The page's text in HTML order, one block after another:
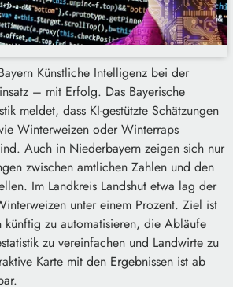
Künstliche Intelligenz bei der
– mit Erfolg. Das Bayerische
meldet, dass KI-gestützte Schätzungen
Winterweizen oder Winterraps
Auch in Niederbayern zeigen sich nur
zwischen amtlichen Zahlen und den
Im Landkreis Landshut etwa lag der
unter einem Prozent. Ziel ist
künftig zu automatisieren, die Abläufe
zu vereinfachen und Landwirte zu
Karte mit den Ergebnissen ist ab